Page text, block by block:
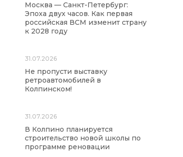
Москва — Санкт-Петербург:
Эпоха двух часов. Как первая
российская ВСМ изменит страну
к 2028 году
31.07.2026
Не пропусти выставку
ретроавтомобилей в
Колпинском!
31.07.2026
В Колпино планируется
строительство новой школы по
программе реновации